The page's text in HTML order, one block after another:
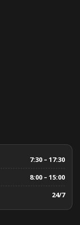
7:30 – 17:30
8:00 – 15:00
24/7